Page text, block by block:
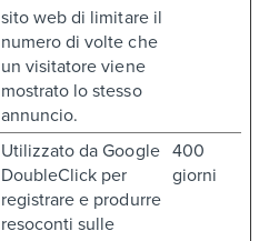
sito web di limitare il
numero di volte che
un visitatore viene
mostrato lo stesso
annuncio.
Utilizzato da Google
DoubleClick per
registrare e produrre
resoconti sulle
400
giorni